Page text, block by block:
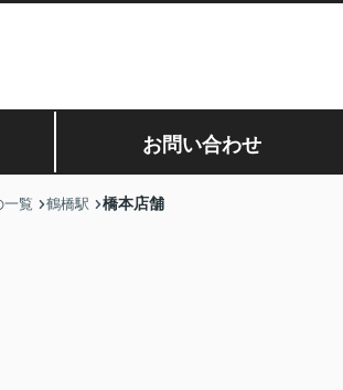
お問い合わせ
一覧 鶴橋駅 橋本店舗